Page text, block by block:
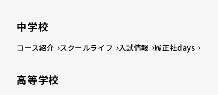
中学校
コース紹介 スクールライフ 入試情報 履正社days
高等学校